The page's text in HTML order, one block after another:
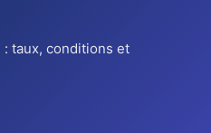
: taux, conditions et